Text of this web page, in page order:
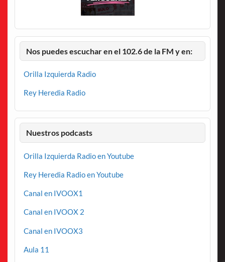
Nos puedes escuchar en el 102.6 de la FM y en:
Orilla Izquierda Radio
Rey Heredia Radio
Nuestros podcasts
Orilla Izquierda Radio en Youtube
Rey Heredia Radio en Youtube
Canal en IVOOX1
Canal en IVOOX 2
Canal en IVOOX3
Aula 11